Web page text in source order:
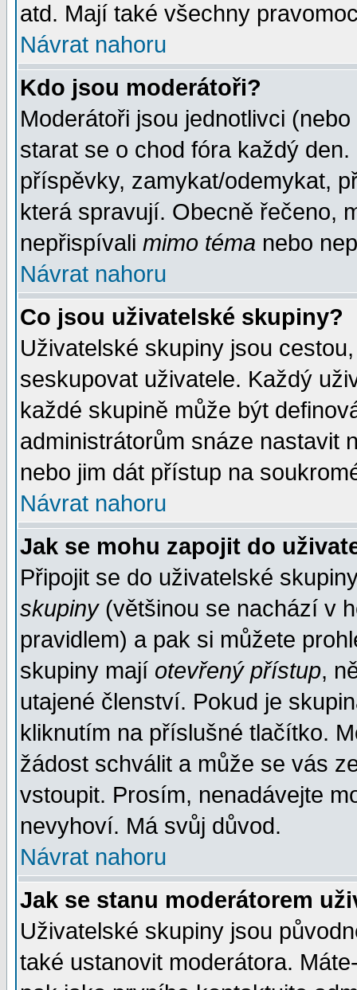
atd. Mají také všechny
Návrat nahoru
Kdo jsou moderátoři?
Moderátoři jsou jednotlivci
starat se o chod fóra každý
příspěvky, zamykat/odemykat,
která spravují. Obecně řečeno,
nepřispívali mimo téma nebo
Návrat nahoru
Co jsou uživatelské skupiny?
Uživatelské skupiny jsou
seskupovat uživatele. Každý
každé skupině může být
administrátorům snáze nastavit
nebo jim dát přístup na
Návrat nahoru
Jak se mohu zapojit do
Připojit se do uživatelské
skupiny(většinou se nachází v
pravidlem) a pak si můžete
skupiny mají otevřený přístup,
utajené členství. Pokud je
kliknutím na příslušné tlačítko.
žádost schválit a může se vás
vstoupit. Prosím, nenadávejte
nevyhoví. Má svůj důvod.
Návrat nahoru
Jak se stanu moderátorem
Uživatelské skupiny jsou
také ustanovit moderátora.